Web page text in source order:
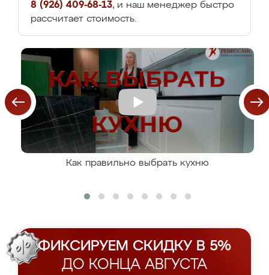
8 (926) 409-68-13, и наш менеджер быстро
рассчитает стоимость.
Как правильно выбрать кухню
ФИКСИРУЕМ СКИДКУ В 5%
ДО КОНЦА АВГУСТА